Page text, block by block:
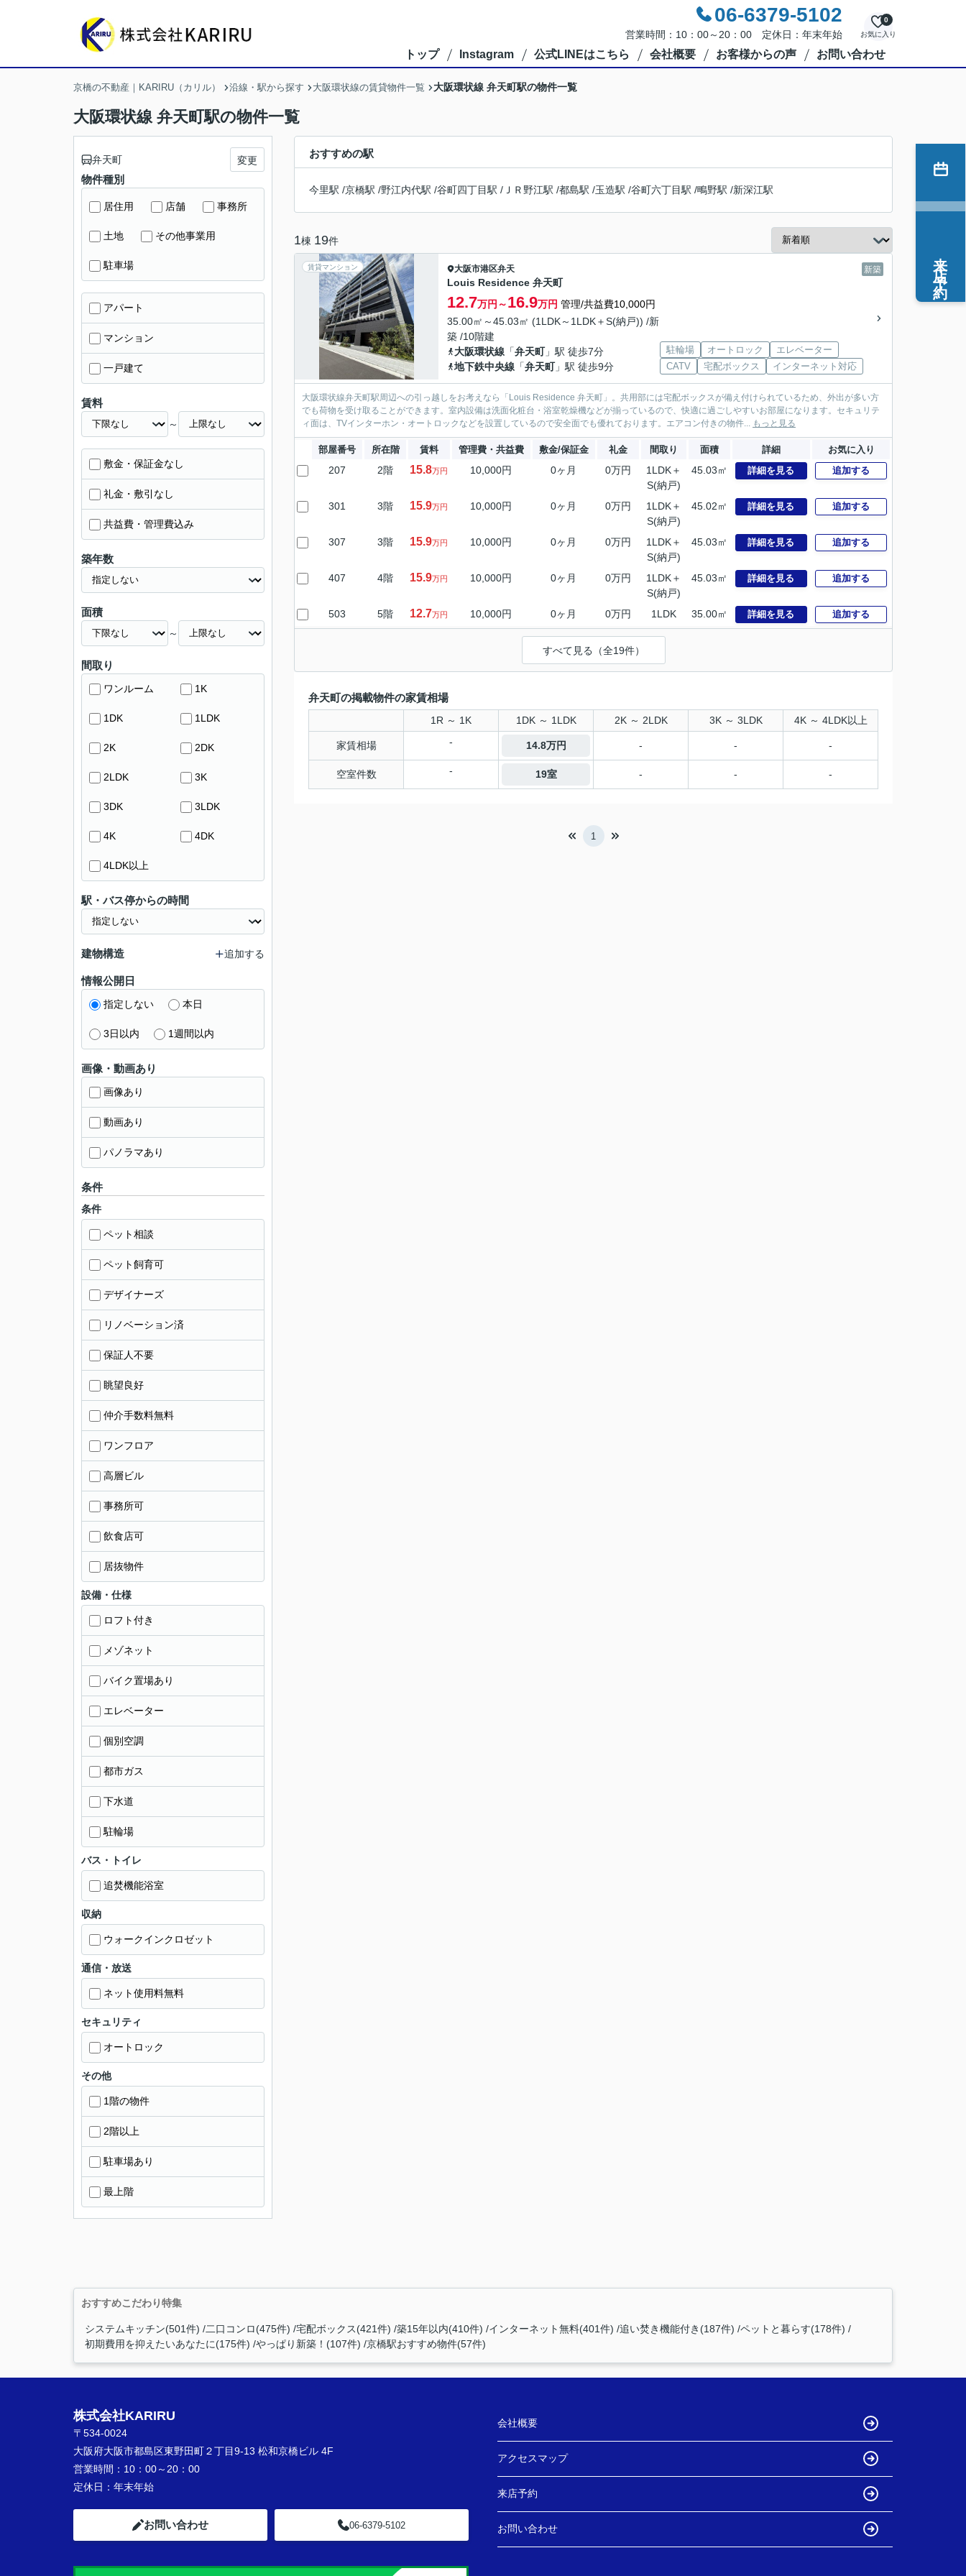
06-6379-5102
営業時間：10：00～20：00 定休日：年末年始 お気に入り
0
トップ Instagram 公式LINEはこちら 会社概要 お客様からの声 お問い合わせ
京橋の不動産｜KARIRU（カリル） 沿線・駅から探す 大阪環状線の賃貸物件一覧 大阪環状線 弁天町駅の物件一覧
大阪環状線 弁天町駅の物件一覧
おすすめの駅
今里駅 /京橋駅 /野江内代駅 /谷町四丁目駅 / ＪＲ野江駅 /都島駅 /玉造駅 /谷町六丁目駅 /鴫野駅 /新深江駅
1棟 19件
賃貸マンション 新築
大阪市港区弁天
Louis Residence 弁天町
12.7万円～16.9万円 管理/共益費10,000円
35.00㎡～45.03㎡ (1LDK～1LDK＋S(納戸)) /新
築 /10階建
大阪環状線 「弁天町」駅 徒歩7分
地下鉄中央線 「弁天町」駅 徒歩9分
駐輪場 オートロック
エレベーター
CATV
宅配ボックス インターネット対応
大阪環状線弁天町駅周辺への引っ越しをお考えなら「Louis Residence 弁天町」。共用部には宅配ボックスが備え付けられているため、外出が多い方
でも荷物を受け取ることができます。室内設備は洗面化粧台・浴室乾燥機などが揃っているので、快適に過ごしやすいお部屋になります。セキュリテ
ィ面は、TVインターホン・オートロックなどを設置しているので安全面でも優れております。エアコン付きの物件... もっと見る
部屋番号 所在階 賃料 管理費・共益費 敷金/保証金 礼金 間取り 面積 詳細 お気に入り
207 2階 15.8万円 10,000円 0ヶ月 0万円
1LDK＋
S(納戸)
45.03㎡ 詳細を見る 追加する
301 3階 15.9万円 10,000円 0ヶ月 0万円
1LDK＋
S(納戸)
45.02㎡ 詳細を見る 追加する
307 3階 15.9万円 10,000円 0ヶ月 0万円
1LDK＋
S(納戸)
45.03㎡ 詳細を見る 追加する
407 4階 15.9万円 10,000円 0ヶ月 0万円
1LDK＋
S(納戸)
45.03㎡ 詳細を見る 追加する
503 5階 12.7万円 10,000円 0ヶ月 0万円 1LDK 35.00㎡ 詳細を見る 追加する
すべて見る（全19件）
弁天町の掲載物件の家賃相場
1R ～ 1K 1DK ～ 1LDK 2K ～ 2LDK 3K ～ 3LDK 4K ～ 4LDK以上
家賃相場 - 14.8万円 - - -
空室件数 - 19室 - - -
1
弁天町 変更
物件種別
居住用 店舗 事務所
土地 その他事業用
駐車場
アパート
マンション
一戸建て
賃料
～
敷金・保証金なし
礼金・敷引なし
共益費・管理費込み
築年数
面積
～
間取り
ワンルーム 1K
1DK 1LDK
2K 2DK
2LDK 3K
3DK 3LDK
4K 4DK
4LDK以上
駅・バス停からの時間
建物構造 追加する
情報公開日
指定しない 本日
3日以内 1週間以内
画像・動画あり
画像あり
動画あり
パノラマあり
条件
条件
ペット相談
ペット飼育可
デザイナーズ
リノベーション済
保証人不要
眺望良好
仲介手数料無料
ワンフロア
高層ビル
事務所可
飲食店可
居抜物件
設備・仕様
ロフト付き
メゾネット
バイク置場あり
エレベーター
個別空調
都市ガス
下水道
駐輪場
バス・トイレ
追焚機能浴室
収納
ウォークインクロゼット
通信・放送
ネット使用料無料
セキュリティ
オートロック
その他
1階の物件
2階以上
駐車場あり
最上階
おすすめこだわり特集
システムキッチン(501件) 二口コンロ(475件) 宅配ボックス(421件) 築15年以内(410件) インターネット無料(401件) 追い焚き機能付き(187件) ペットと暮らす(178件)
初期費用を抑えたいあなたに(175件) やっぱり新築！(107件) 京橋駅おすすめ物件(57件)
来店予約
株式会社KARIRU
〒534-0024
大阪府大阪市都島区東野田町２丁目9-13 松和京橋ビル 4F
営業時間： 10：00～20：00
定休日： 年末年始
お問い合わせ 06-6379-5102
会社概要
アクセスマップ
来店予約
お問い合わせ